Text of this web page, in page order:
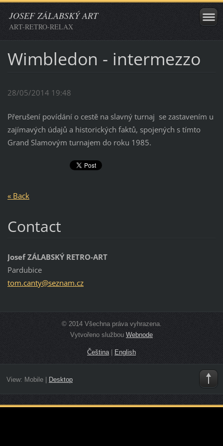
JOSEF ZÁLABSKÝ ART
ART-RETRO-RELAX
Wimbledon - intermezzo
28/05/2014 19:48
Přerušení povídání o cestě na slavný turnaj se zastavením u
zajímavých údajů a historických faktů, spojených s tímto
Grand Slamovým turnajem do roku 1985.
« Back
Contact
Josef ZÁLABSKÝ RETRO-ART
Pardubice
tom.canty@seznam.cz
© 2014 Všechna práva vyhrazena.
Vytvořeno službouWebnode
Čeština | English
View: Mobile| Desktop